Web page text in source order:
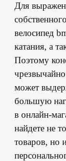
Для
велосипед
катания, а
Поэтому
может
большую
в онлайн-
найдете не
товаров, но